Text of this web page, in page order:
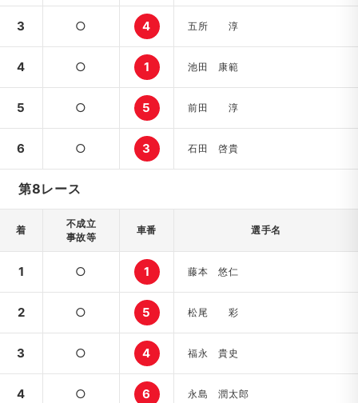
3 ○ 4 五所 淳
4 ○ 1 池田 康範
5 ○ 5 前田 淳
6 ○ 3 石田 啓貴
第8レース
着
不成立
事故等
車番 選手名
1 ○ 1 藤本 悠仁
2 ○ 5 松尾 彩
3 ○ 4 福永 貴史
4 ○ 6 永島 潤太郎